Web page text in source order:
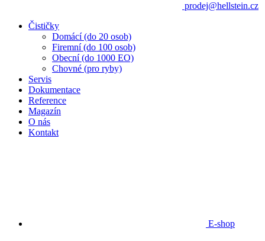
prodej@hellstein.cz
Čističky
Domácí (do 20 osob)
Firemní (do 100 osob)
Obecní (do 1000 EO)
Chovné (pro ryby)
Servis
Dokumentace
Reference
Magazín
O nás
Kontakt
E-shop